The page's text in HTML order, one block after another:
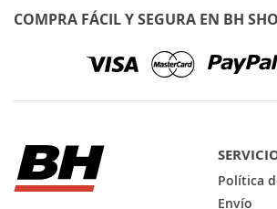
boletín
de
COMPRA FÁCIL Y SEGURA EN BH
Política
Envío